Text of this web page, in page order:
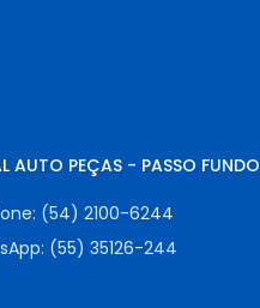
AUTO PEÇAS - PASSO FUNDO
(54) 2100-6244
(55) 35126-244